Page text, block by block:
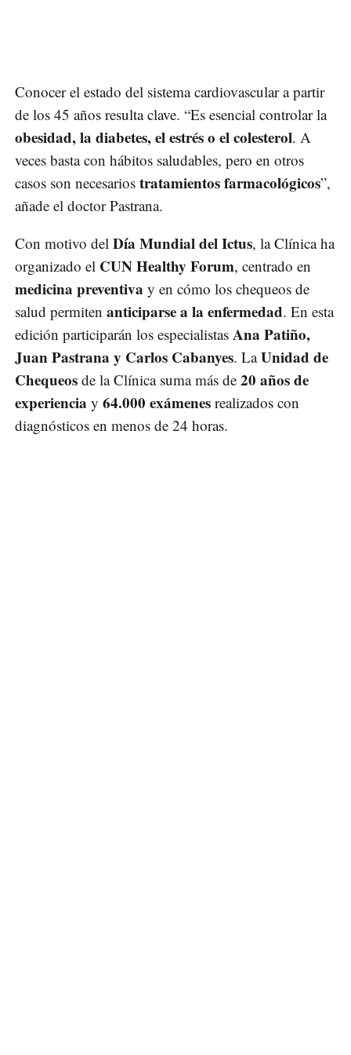
Conocer el estado del sistema cardiovascular a partir
de los 45 años resulta clave. “Es esencial controlar la
obesidad, la diabetes, el estrés o el colesterol. A
veces basta con hábitos saludables, pero en otros
casos son necesarios tratamientos farmacológicos”,
añade el doctor Pastrana.
Con motivo del Día Mundial del Ictus, la Clínica ha
organizado el CUN Healthy Forum, centrado en
medicina preventiva y en cómo los chequeos de
salud permiten anticiparse a la enfermedad. En esta
edición participarán los especialistas Ana Patiño,
Juan Pastrana y Carlos Cabanyes. LaUnidad de
Chequeos de la Clínica suma más de 20 años de
experiencia y 64.000 exámenes realizados con
diagnósticos en menos de 24 horas.